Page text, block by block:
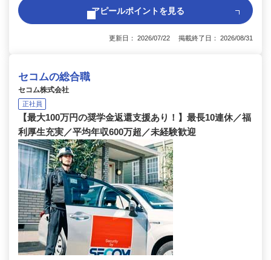
アピールポイントを見る
更新日： 2026/07/22 掲載終了日： 2026/08/31
セコムの総合職
セコム株式会社
正社員
【最大100万円の奨学金返還支援あり！】最長10連休／福
利厚生充実／平均年収600万超／未経験歓迎